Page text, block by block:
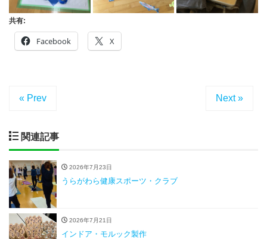
共有:
Facebook X
« Prev Next »
関連記事
2026年7月23日
うらがわら健康スポーツ・クラブ
2026年7月21日
インドア・モルック製作